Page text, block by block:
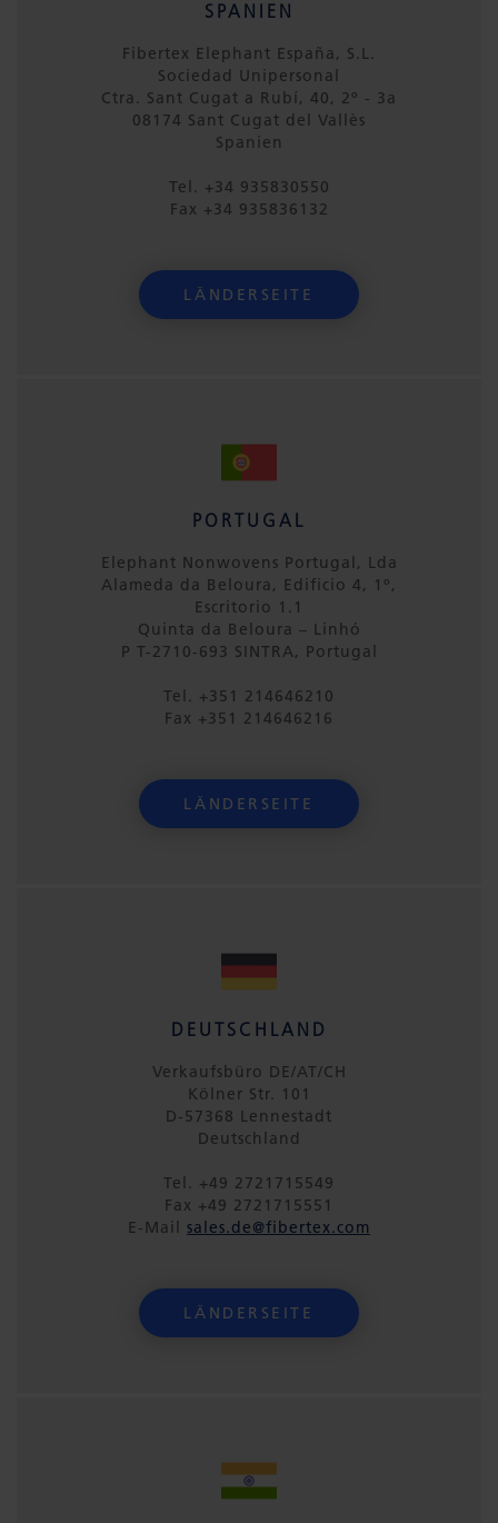
SPANIEN
Fibertex Elephant España, S.L.
Sociedad Unipersonal
Ctra. Sant Cugat a Rubí, 40, 2º - 3a
08174 Sant Cugat del Vallès
Spanien
Tel. +34 935830550
Fax +34 935836132
LÄNDERSEITE
PORTUGAL
Elephant Nonwovens Portugal, Lda
Alameda da Beloura, Edificio 4, 1º,
Escritorio 1.1
Quinta da Beloura – Linhó
P T-2710-693 SINTRA, Portugal
Tel. +351 214646210
Fax +351 214646216
LÄNDERSEITE
DEUTSCHLAND
Verkaufsbüro DE/AT/CH
Kölner Str. 101
D-57368 Lennestadt
Deutschland
Tel. +49 2721715549
Fax +49 2721715551
E-Mail sales.de@fibertex.com
LÄNDERSEITE